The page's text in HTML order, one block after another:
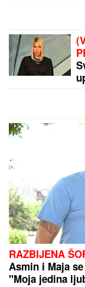
RAZBIJENA
Asmin i Maja
"Moja jedina